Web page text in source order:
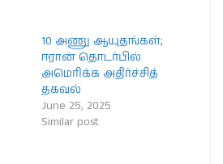
10 அணு ஆயுதங்கள்;
ஈரான் தொடர்பில்
அமெரிக்க அதிர்ச்சித்
தகவல்
June 25, 2025
Similar post